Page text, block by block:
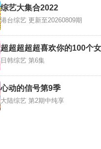
综艺大集合2022
港台综艺 更新至20260809期
超超超超超喜欢你的100个
日韩综艺 第6集
心动的信号第9季
大陆综艺 第2期中纯享